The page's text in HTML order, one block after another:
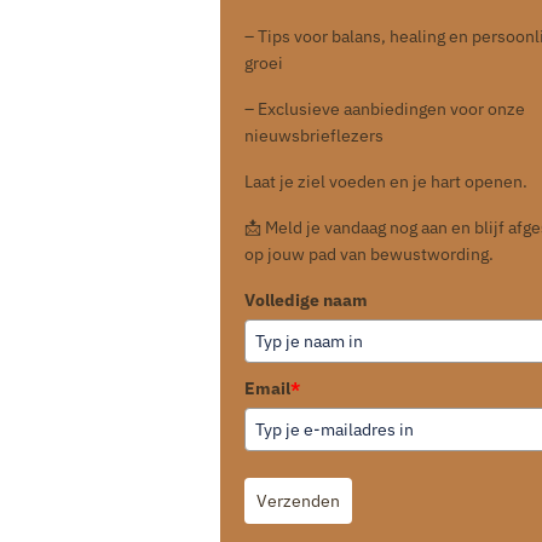
– Tips voor balans, healing en
groei
– Exclusieve aanbiedingen voor onze
nieuwsbrieflezers
Laat je ziel voeden en je hart openen.
📩 Meld je vandaag nog aan en blijf
op jouw pad van bewustwording.
Volledige naam
Email*
Verzenden